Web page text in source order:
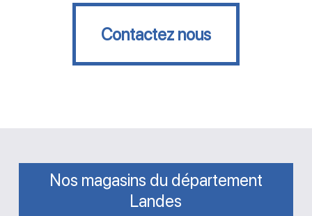
Contactez nous
Contactez nous
Nos magasins du département
Landes